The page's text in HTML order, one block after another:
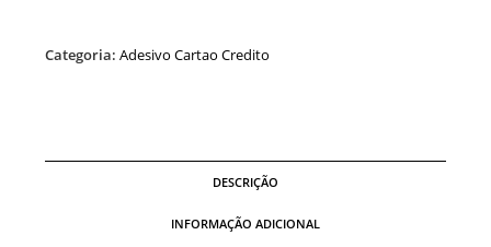
Categoria:Adesivo Cartao Credito
DESCRIÇÃO
INFORMAÇÃO ADICIONAL